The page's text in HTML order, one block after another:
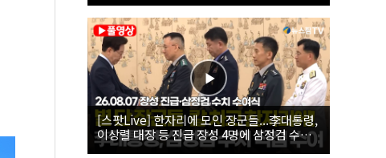
[스팟Live] 한자리에 모인 장군들...李대통령,
이상렬 대장 등 진급 장성 4명에 삼정검 수치
직접 수여｜26.08.07 장성 진급·삼정검 수치